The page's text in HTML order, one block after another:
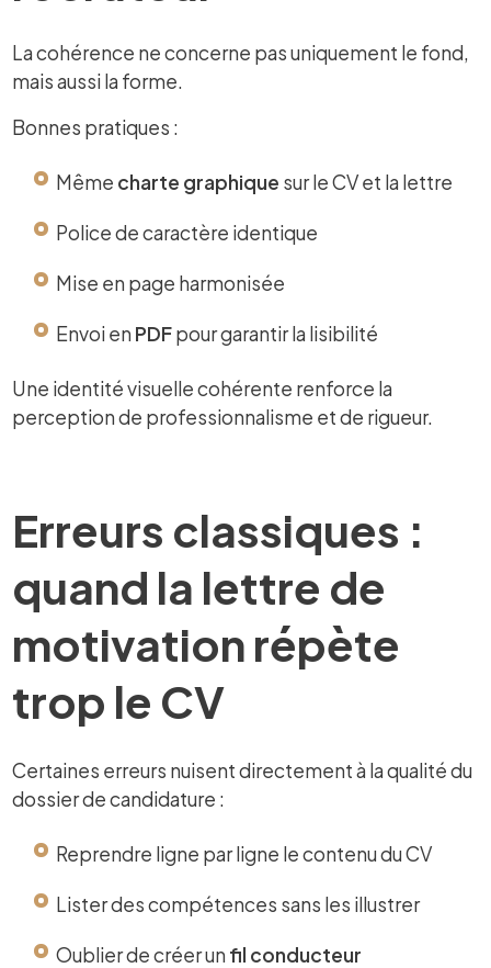
La cohérence ne concerne pas uniquement le fond,
mais aussi la forme.
Bonnes pratiques :
Même charte graphique sur le CV et la lettre
Police de caractère identique
Mise en page harmonisée
Envoi en PDFpour garantir la lisibilité
Une identité visuelle cohérente renforce la
perception de professionnalisme et de rigueur.
Erreurs classiques :
quand la lettre de
motivation répète
trop le CV
Certaines erreurs nuisent directement à la qualité du
dossier de candidature :
Reprendre ligne par ligne le contenu du CV
Lister des compétences sans les illustrer
Oublier de créer un fil conducteur